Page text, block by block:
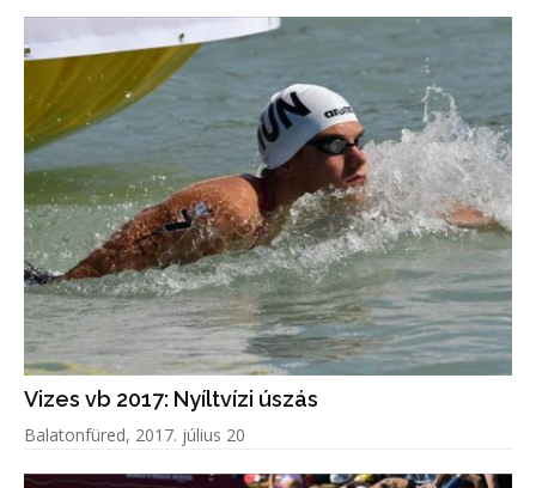
Vizes vb 2017: Nyíltvízi úszás
Balatonfüred, 2017. július 20